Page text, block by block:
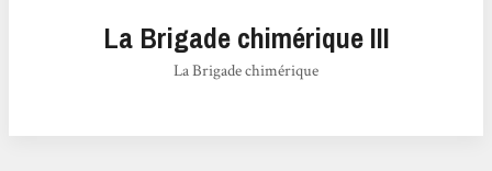
La Brigade chimérique III
La Brigade chimérique